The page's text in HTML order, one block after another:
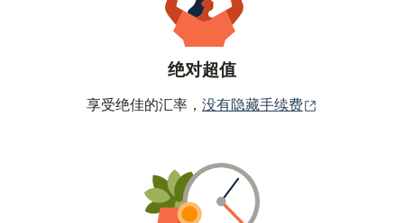
绝对超值
享受绝佳的汇率， 没有隐藏手续费